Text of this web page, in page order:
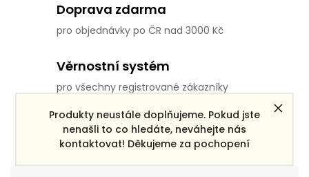
Produkty neustále doplňujeme. Pokud jste
nenašli to co hledáte, neváhejte nás
kontaktovat! Děkujeme za pochopení
Doprava zdarma
pro objednávky po ČR nad 3000 Kč
Věrnostní systém
pro všechny registrované zákazníky
Výměna nevhodného zboží
do 14 dní od přijetí objednávky